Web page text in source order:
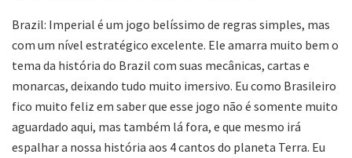
Brazil: Imperial é um jogo belíssimo de regras simples, mas
com um nível estratégico excelente. Ele amarra muito bem o
tema da história do Brazil com suas mecânicas, cartas e
monarcas, deixando tudo muito imersivo. Eu como Brasileiro
fico muito feliz em saber que esse jogo não é somente muito
aguardado aqui, mas também lá fora, e que mesmo irá
espalhar a nossa história aos 4 cantos do planeta Terra. Eu